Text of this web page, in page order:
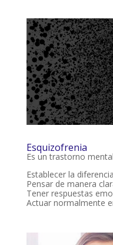
Esquizofrenia
Es un trastorno
Establecer la
Pensar de manera
Tener respuestas
Actuar normalmente